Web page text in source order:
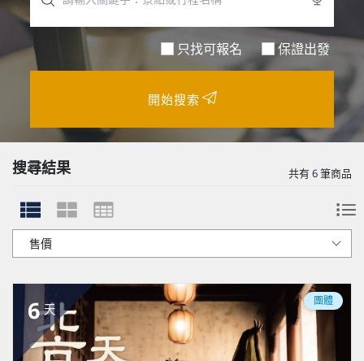
只找可報名 保證出發
開始搜索
搜尋結果 共有6筆商品
6 天
團體